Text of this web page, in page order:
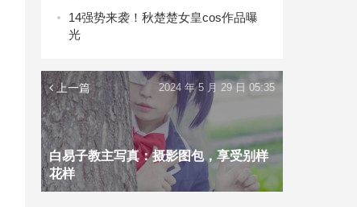
14强势来袭！秋楚楚女皇cos作品曝
光
上一篇
白易子教主写真：摄影图包，享受别样
花样
2024 年 5 月 29 日 05:35